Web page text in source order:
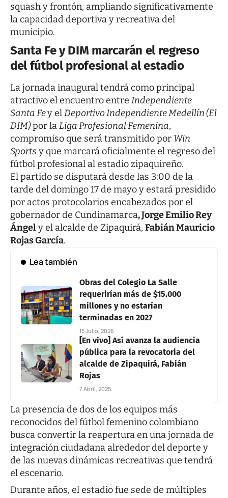
squash y frontón, ampliando significativamente
la capacidad deportiva y recreativa del
municipio.
Santa Fe y DIM marcarán el regreso
del fútbol profesional al estadio
La jornada inaugural tendrá como principal
atractivo el encuentro entre Independiente
Santa Fey elDeportivo Independiente Medellín (El
DIM)por laLiga Profesional Femenina,
compromiso que será transmitido por Win
Sports y que marcará oficialmente el regreso del
fútbol profesional al estadio zipaquireño.
El partido se disputará desde las 3:00 de la
tarde del domingo 17 de mayo y estará presidido
por actos protocolarios encabezados por el
gobernador de Cundinamarca, Jorge Emilio Rey
Ángely el alcalde de Zipaquirá, Fabián Mauricio
Rojas García.
Lea también
Obras del Colegio La Salle
requerirían más de $15.000
millones y no estarían
terminadas en 2027
15 Julio, 2026
[En vivo] Así avanza la audiencia
pública para la revocatoria del
alcalde de Zipaquirá, Fabián
Rojas
7 Abril, 2025
La presencia de dos de los equipos más
reconocidos del fútbol femenino colombiano
busca convertir la reapertura en una jornada de
integración ciudadana alrededor del deporte y
de las nuevas dinámicas recreativas que tendrá
el escenario.
Durante años, el estadio fue sede de múltiples